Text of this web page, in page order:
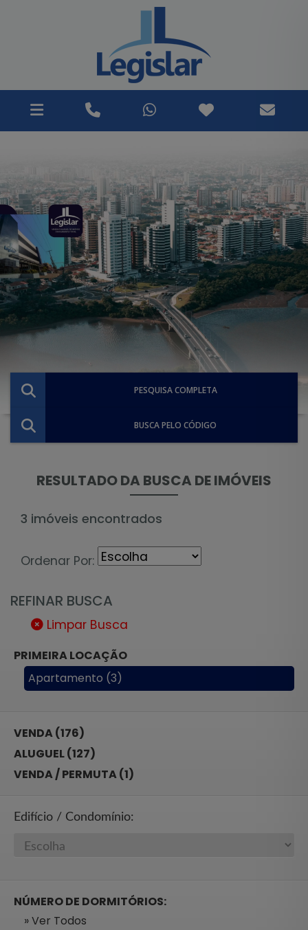
PESQUISA COMPLETA
BUSCA PELO CÓDIGO
RESULTADO DA BUSCA DE IMÓVEIS
3 imóveis encontrados
Ordenar Por:
REFINAR BUSCA
Limpar Busca
PRIMEIRA LOCAÇÃO
Apartamento (3)
VENDA (176)
ALUGUEL (127)
VENDA / PERMUTA (1)
Edifício / Condomínio:
NÚMERO DE DORMITÓRIOS:
» Ver Todos